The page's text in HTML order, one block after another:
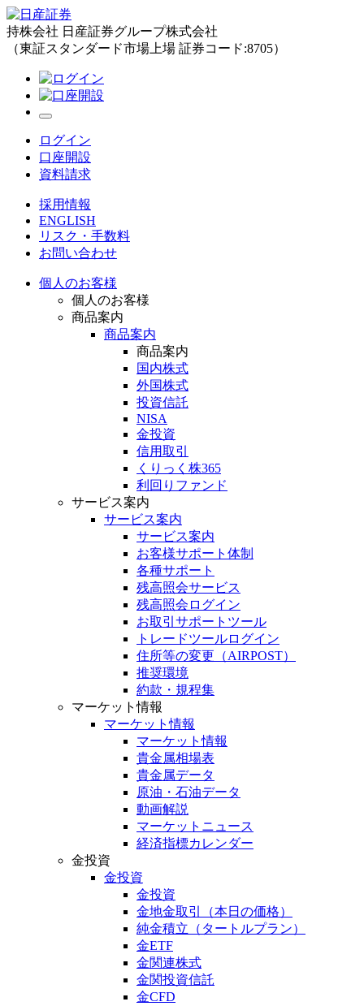
持株会社 日産証券グループ株式会社
（東証スタンダード市場上場 証券コード:8705）
ログイン
口座開設
資料請求
採用情報
ENGLISH
リスク・手数料
お問い合わせ
個人のお客様
個人のお客様
商品案内
商品案内
商品案内
国内株式
外国株式
投資信託
NISA
金投資
信用取引
くりっく株365
利回りファンド
サービス案内
サービス案内
サービス案内
お客様サポート体制
各種サポート
残高照会サービス
残高照会ログイン
お取引サポートツール
トレードツールログイン
住所等の変更（AIRPOST）
推奨環境
約款・規程集
マーケット情報
マーケット情報
マーケット情報
貴金属相場表
貴金属データ
原油・石油データ
動画解説
マーケットニュース
経済指標カレンダー
金投資
金投資
金投資
金地金取引
（本日の価格）
純金積立 （タートルプラン）
金ETF
金関連株式
金関投資信託
金CFD